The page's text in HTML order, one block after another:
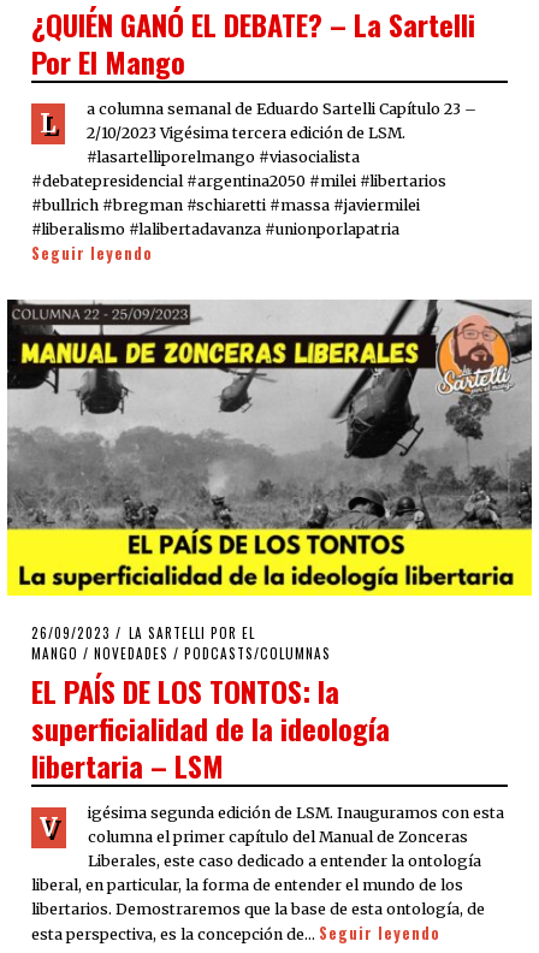
¿QUIÉN GANÓ EL DEBATE? – La Sartelli
Por El Mango
L
a columna semanal de Eduardo Sartelli Capítulo 23 –
2/10/2023 Vigésima tercera edición de LSM.
#lasartelliporelmango #viasocialista
#debatepresidencial #argentina2050 #milei #libertarios
#bullrich #bregman #schiaretti #massa #javiermilei
#liberalismo #lalibertadavanza #unionporlapatria
Seguir leyendo
POSTED
ON
26/09/2023 26/09/2023
LA SARTELLI POR EL
MANGO / NOVEDADES / PODCASTS/COLUMNAS
EL PAÍS DE LOS TONTOS: la
superficialidad de la ideología
libertaria – LSM
V
igésima segunda edición de LSM. Inauguramos con esta
columna el primer capítulo del Manual de Zonceras
Liberales, este caso dedicado a entender la ontología
liberal, en particular, la forma de entender el mundo de los
libertarios. Demostraremos que la base de esta ontología, de
esta perspectiva, es la concepción de… Seguir leyendo